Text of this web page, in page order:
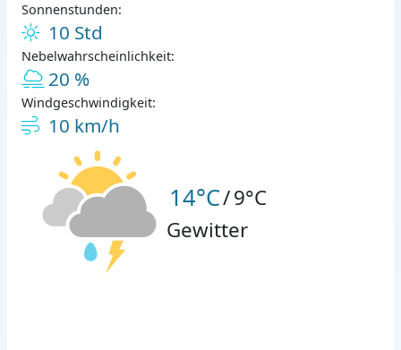
Sonnenstunden:
10 Std
Nebelwahrscheinlichkeit:
20 %
Windgeschwindigkeit:
10 km/h
14°C/9°C
Gewitter